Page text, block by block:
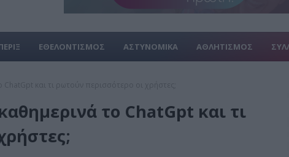
ΕΘΕΛΟΝΤΙΣΜΟΣ ΑΣΤΥΝΟΜΙΚΑ ΑΘΛΗΤΙΣΜΟΣ
το ChatGpt και τι